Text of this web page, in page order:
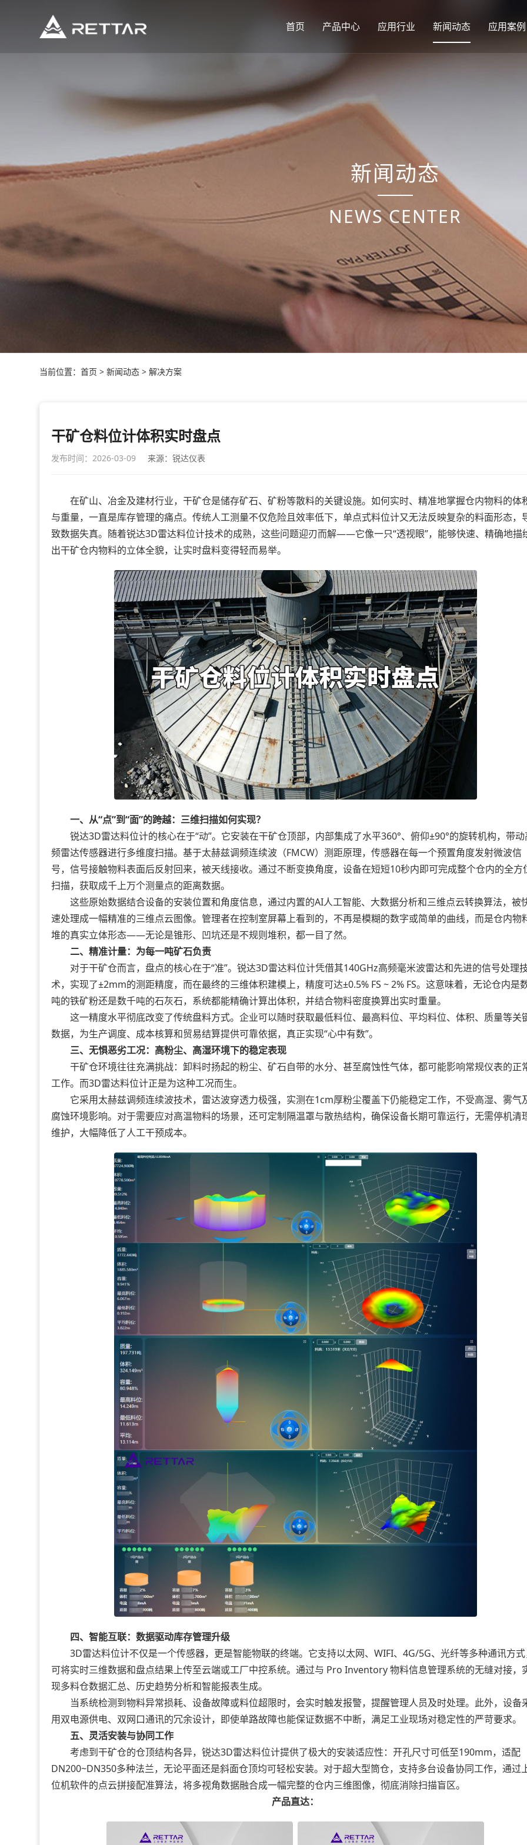
首页 产品中心 应用行业 新闻动态 应用案例
新闻动态
NEWS CENTER
当前位置：首页 > 新闻动态 > 解决方案
干矿仓料位计体积实时盘点
发布时间：2026-03-09 来源：锐达仪表
在矿山、冶金及建材行业，干矿仓是储存矿石、矿粉等散料的关键设施。如何实时、精准地掌握仓内物料的体
与重量，一直是库存管理的痛点。传统人工测量不仅危险且效率低下，单点式料位计又无法反映复杂的料面形态，
致数据失真。随着锐达3D雷达料位计技术的成熟，这些问题迎刃而解——它像一只“透视眼”，能够快速、精确地描
出干矿仓内物料的立体全貌，让实时盘料变得轻而易举。
一、从“点”到“面”的跨越：三维扫描如何实现？
锐达3D雷达料位计的核心在于“动”。它安装在干矿仓顶部，内部集成了水平360°、俯仰±90°的旋转机构，带动
频雷达传感器进行多维度扫描。基于太赫兹调频连续波（FMCW）测距原理，传感器在每一个预置角度发射微波信
号，信号接触物料表面后反射回来，被天线接收。通过不断变换角度，设备在短短10秒内即可完成整个仓内的全方
扫描，获取成千上万个测量点的距离数据。
这些原始数据结合设备的安装位置和角度信息，通过内置的AI人工智能、大数据分析和三维点云转换算法，被
速处理成一幅精准的三维点云图像。管理者在控制室屏幕上看到的，不再是模糊的数字或简单的曲线，而是仓内物
堆的真实立体形态——无论是锥形、凹坑还是不规则堆积，都一目了然。
二、精准计量：为每一吨矿石负责
对于干矿仓而言，盘点的核心在于“准”。锐达3D雷达料位计凭借其140GHz高频毫米波雷达和先进的信号处理
术，实现了±2mm的测距精度，而在最终的三维体积建模上，精度可达±0.5% FS ~ 2% FS。这意味着，无论仓内是
吨的铁矿粉还是数千吨的石灰石，系统都能精确计算出体积，并结合物料密度换算出实时重量。
这一精度水平彻底改变了传统盘料方式。企业可以随时获取最低料位、最高料位、平均料位、体积、质量等关
数据，为生产调度、成本核算和贸易结算提供可靠依据，真正实现“心中有数”。
三、无惧恶劣工况：高粉尘、高湿环境下的稳定表现
干矿仓环境往往充满挑战：卸料时扬起的粉尘、矿石自带的水分、甚至腐蚀性气体，都可能影响常规仪表的正
工作。而3D雷达料位计正是为这种工况而生。
它采用太赫兹调频连续波技术，雷达波穿透力极强，实测在1cm厚粉尘覆盖下仍能稳定工作，不受高湿、雾气
腐蚀环境影响。对于需要应对高温物料的场景，还可定制隔温罩与散热结构，确保设备长期可靠运行，无需停机清
维护，大幅降低了人工干预成本。
四、智能互联：数据驱动库存管理升级
3D雷达料位计不仅是一个传感器，更是智能物联的终端。它支持以太网、WIFI、4G/5G、光纤等多种通讯方式
可将实时三维数据和盘点结果上传至云端或工厂中控系统。通过与 Pro Inventory 物料信息管理系统的无缝对接，
现多料仓数据汇总、历史趋势分析和智能报表生成。
当系统检测到物料异常损耗、设备故障或料位超限时，会实时触发报警，提醒管理人员及时处理。此外，设备
用双电源供电、双网口通讯的冗余设计，即使单路故障也能保证数据不中断，满足工业现场对稳定性的严苛要求。
五、灵活安装与协同工作
考虑到干矿仓的仓顶结构各异，锐达3D雷达料位计提供了极大的安装适应性：开孔尺寸可低至190mm，适配
DN200~DN350多种法兰，无论平面还是斜面仓顶均可轻松安装。对于超大型筒仓，支持多台设备协同工作，通过
位机软件的点云拼接配准算法，将多视角数据融合成一幅完整的仓内三维图像，彻底消除扫描盲区。
产品直达：